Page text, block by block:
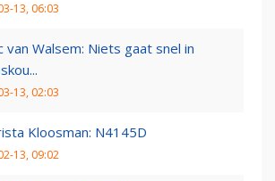
13, 06:03
van Walsem: Niets gaat snel in
13, 02:03
Kloosman: N4145D
13, 09:02